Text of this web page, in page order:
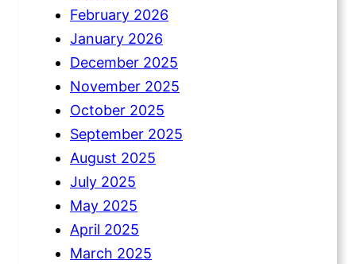
February 2026
January 2026
December 2025
November 2025
October 2025
September 2025
August 2025
July 2025
May 2025
April 2025
March 2025